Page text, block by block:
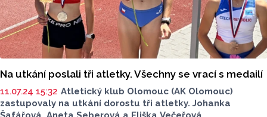
Na utkání poslali tři atletky. Všechny se vrací s medailí
11.07.24 15:32 Atletický klub Olomouc (AK Olomouc)
zastupovaly na utkání dorostu tři atletky. Johanka